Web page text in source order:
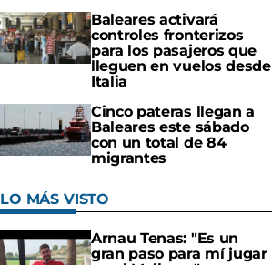
Baleares activará
controles fronterizos
para los pasajeros que
lleguen en vuelos desde
Italia
Cinco pateras llegan a
Baleares este sábado
con un total de 84
migrantes
LO MÁS VISTO
Arnau Tenas: "Es un
gran paso para mí jugar